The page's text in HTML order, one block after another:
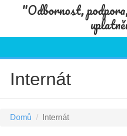
"Odbornost,
Internát
Domů Internát